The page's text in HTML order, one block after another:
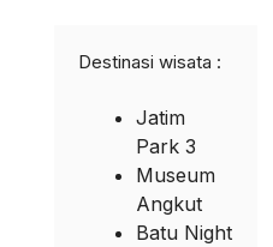
Destinasi wisata :
Jatim
Park 3
Museum
Angkut
Batu Night